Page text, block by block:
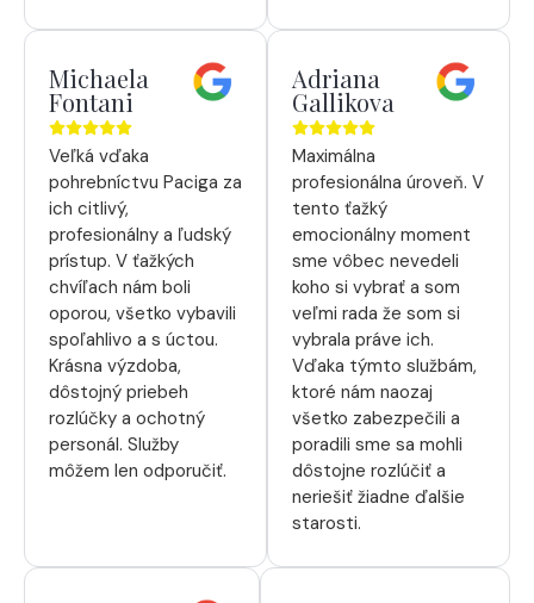
Michaela
Fontani
Veľká vďaka
pohrebníctvu Paciga za
ich citlivý,
profesionálny a ľudský
prístup. V ťažkých
chvíľach nám boli
oporou, všetko vybavili
spoľahlivo a s úctou.
Krásna výzdoba,
dôstojný priebeh
rozlúčky a ochotný
personál. Služby
môžem len odporučiť.
Adriana
Gallikova
Maximálna
profesionálna úroveň. V
tento ťažký
emocionálny moment
sme vôbec nevedeli
koho si vybrať a som
veľmi rada že som si
vybrala práve ich.
Vďaka týmto službám,
ktoré nám naozaj
všetko zabezpečili a
poradili sme sa mohli
dôstojne rozlúčiť a
neriešiť žiadne ďalšie
starosti.